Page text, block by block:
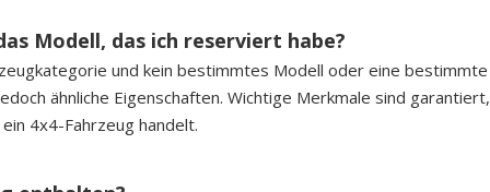
Modell, das ich reserviert habe?
und kein bestimmtes Modell oder eine
ähnliche Eigenschaften. Wichtige Merkmale sind
4x4-Fahrzeug handelt.